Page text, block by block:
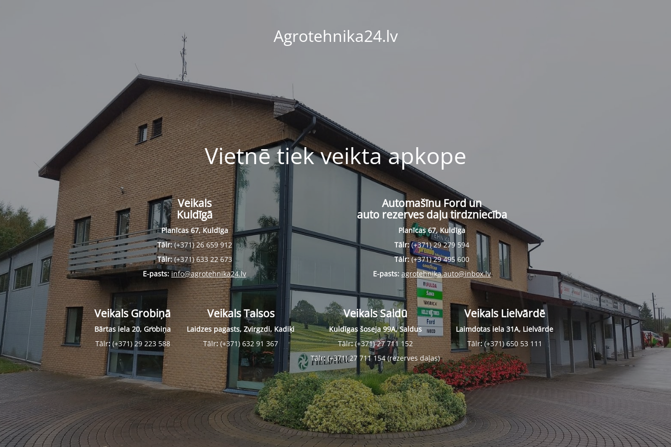
Agrotehnika24.lv
Vietnē tiek veikta apkope
Veikals
Kuldīgā
Planīcas 67, Kuldīga
Tālr:(+371) 26 659 912
Tālr:(+371) 633 22 673
E-pasts: info@agrotehnika24.lv
Automašīnu Ford un
auto rezerves daļu tirdzniecība
Planīcas 67, Kuldīga
Tālr:(+371) 29 279 594
Tālr:(+371) 29 495 600
E-pasts: agrotehnika.auto@inbox.lv
Veikals Grobiņā
Bārtas iela 20, Grobiņa
Tālr:(+371) 29 223 588
Veikals Talsos
Laidzes pagasts, Zvirgzdi, Kadiķi
Tālr:(+371) 632 91 367
Veikals Saldū
Kuldīgas šoseja 99A, Saldus
Tālr:(+371) 27 711 152
Tālr:(+371) 27 711 154 (rezerves daļas)
Veikals Lielvārdē
Laimdotas iela 31A, Lielvārde
Tālr:(+371) 650 53 111